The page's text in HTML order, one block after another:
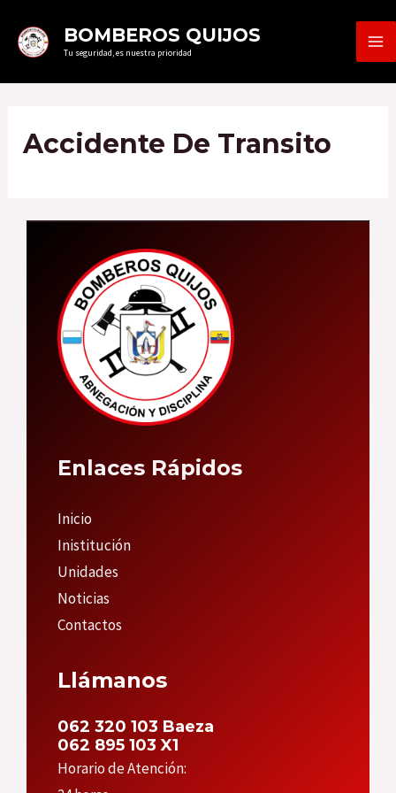
BOMBEROS QUIJOS
Tu seguridad, es nuestra prioridad
Accidente De Transito
Enlaces Rápidos
Inicio
Inistitución
Unidades
Noticias
Contactos
Llámanos
062 320 103 Baeza
062 895 103 X1
Horario de Atención: